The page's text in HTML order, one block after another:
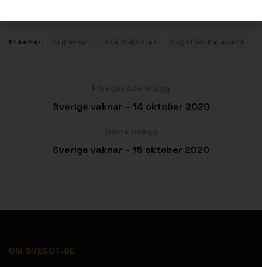
Etiketter: Armenien Azerbajdzjan Nagorno-Karabach
Sverige vaknar – 14 oktober 2020
Sverige vaknar – 15 oktober 2020
OM SVEGOT.SE